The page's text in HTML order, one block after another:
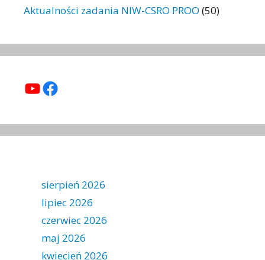
Aktualności zadania NIW-CSRO PROO (50)
YouTube
Facebook
sierpień 2026
lipiec 2026
czerwiec 2026
maj 2026
kwiecień 2026